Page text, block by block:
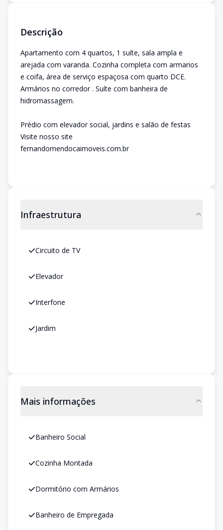
Descrição
Apartamento com 4 quartos, 1 suíte, sala ampla e
arejada com varanda. Cozinha completa com armarios
e coifa, área de serviço espaçosa com quarto DCE.
Armários no corredor . Suíte com banheira de
hidromassagem.
Prédio com elevador social, jardins e salão de festas
Visite nosso site
fernandomendocaimoveis.com.br
Infraestrutura
Circuito de TV
Elevador
Interfone
Jardim
Mais informações
Banheiro Social
Cozinha Montada
Dormitório com Armários
Banheiro de Empregada